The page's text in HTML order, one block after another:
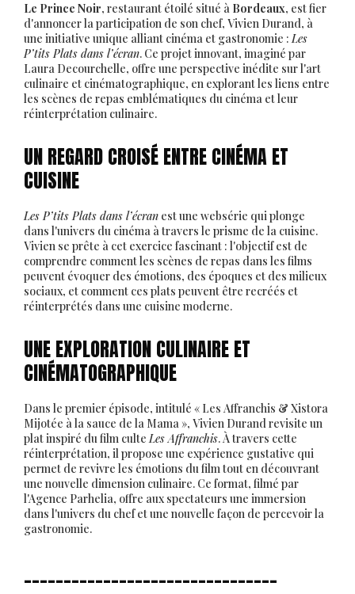
Le Prince Noir, restaurant étoilé situé à Bordeaux, est fier
d'annoncer la participation de son chef, Vivien Durand, à
une initiative unique alliant cinéma et gastronomie :Les
P’tits Plats dans l’écran. Ce projet innovant, imaginé par
Laura Decourchelle, offre une perspective inédite sur l'art
culinaire et cinématographique, en explorant les liens entre
les scènes de repas emblématiques du cinéma et leur
réinterprétation culinaire.
UN REGARD CROISÉ ENTRE CINÉMA ET
CUISINE
Les P’tits Plats dans l’écran est une websérie qui plonge
dans l'univers du cinéma à travers le prisme de la cuisine.
Vivien se prête à cet exercice fascinant : l'objectif est de
comprendre comment les scènes de repas dans les films
peuvent évoquer des émotions, des époques et des milieux
sociaux, et comment ces plats peuvent être recréés et
réinterprétés dans une cuisine moderne.
UNE EXPLORATION CULINAIRE ET
CINÉMATOGRAPHIQUE
Dans le premier épisode, intitulé « Les Affranchis & Xistora
Mijotée à la sauce de la Mama », Vivien Durand revisite un
plat inspiré du film culteLes Affranchis. À travers cette
réinterprétation, il propose une expérience gustative qui
permet de revivre les émotions du film tout en découvrant
une nouvelle dimension culinaire. Ce format, filmé par
l'Agence Parhelia, offre aux spectateurs une immersion
dans l'univers du chef et une nouvelle façon de percevoir la
gastronomie.